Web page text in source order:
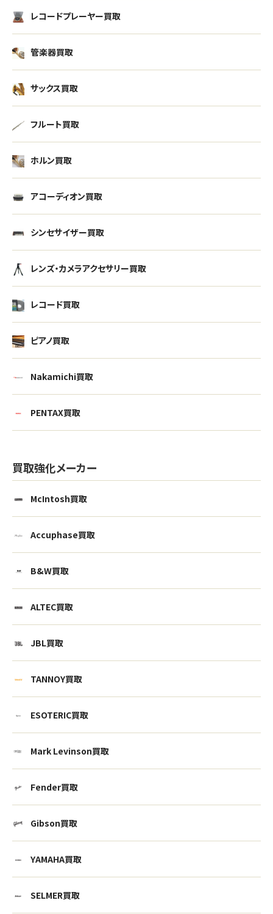
レコードプレーヤー買取
管楽器買取
サックス買取
フルート買取
ホルン買取
アコーディオン買取
シンセサイザー買取
レンズ・カメラアクセサリー買取
レコード買取
ピアノ買取
Nakamichi買取
PENTAX買取
買取強化メーカー
McIntosh買取
Accuphase買取
B&W買取
ALTEC買取
JBL買取
TANNOY買取
ESOTERIC買取
Mark Levinson買取
Fender買取
Gibson買取
YAMAHA買取
SELMER買取